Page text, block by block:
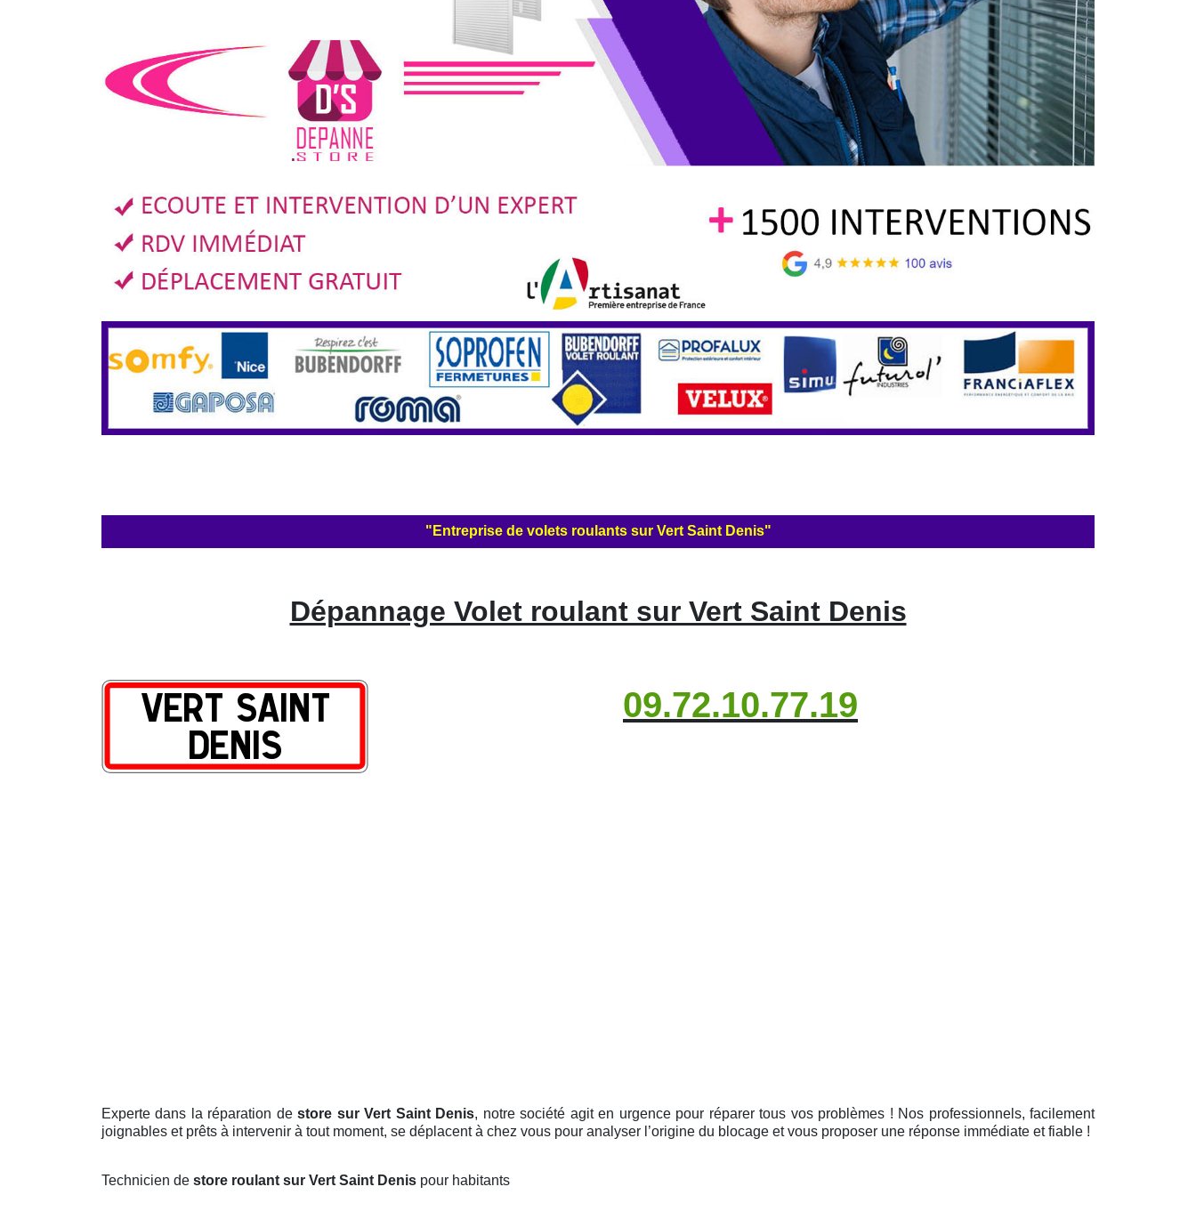
"Entreprise de volets roulants sur Vert Saint Denis"
Dépannage Volet roulant sur Vert Saint Denis
09.72.10.77.19
Experte dans la réparation destore sur Vert Saint Denis, notre société agit en urgence pour réparer tous vos problèmes ! Nos professionnels, facilement
joignables et prêts à intervenir à tout moment, se déplacent à chez vous pour analyser l’origine du blocage et vous proposer une réponse immédiate et fiable !
Technicien de store roulant sur Vert Saint Denis pour habitants